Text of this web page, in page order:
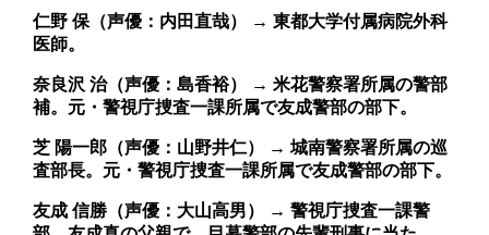
仁野 保（声優：内田直哉） → 東都大学付属病院外科
医師。
奈良沢 治（声優：島香裕） → 米花警察署所属の警部
補。元・警視庁捜査一課所属で友成警部の部下。
芝 陽一郎（声優：山野井仁） → 城南警察署所属の巡
査部長。元・警視庁捜査一課所属で友成警部の部下。
友成 信勝（声優：大山高男） → 警視庁捜査一課警